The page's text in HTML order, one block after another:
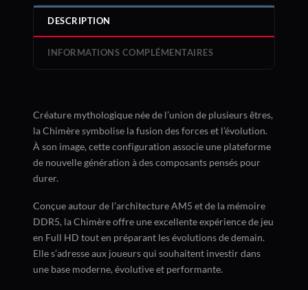
DESCRIPTION
INFORMATIONS COMPLÉMENTAIRES
Créature mythologique née de l’union de plusieurs êtres,
la Chimère symbolise la fusion des forces et l’évolution.
À son image, cette configuration associe une plateforme
de nouvelle génération à des composants pensés pour
durer.
Conçue autour de l’architecture AM5 et de la mémoire
DDR5, la Chimère offre une excellente expérience de jeu
en Full HD tout en préparant les évolutions de demain.
Elle s’adresse aux joueurs qui souhaitent investir dans
une base moderne, évolutive et performante.